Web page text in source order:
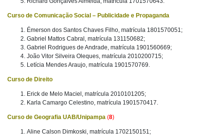
Curso de Comunicação Social – Publicidade e Propaganda
Émerson dos Santos Chaves Filho, matrícula 1801570051;
Gabriel Mattos Cabral, matrícula 131150682;
Gabriel Rodrigues de Andrade, matrícula 1901560669;
João Vitor Silveira Oleques, matrícula 2010200715;
Letícia Mendes Araujo, matrícula 1901570769.
Curso de Direito
Erick de Melo Maciel, matrícula 2010101205;
Karla Camargo Celestino, matrícula 1901570417.
Curso de Geografia UAB/Unipampa (8)
Aline Calson Dimkoski, matrícula 1702150151;